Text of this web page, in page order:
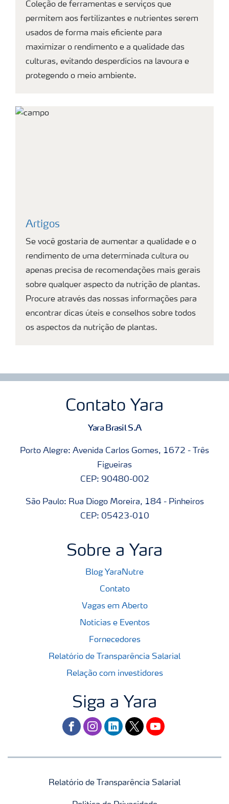
Coleção de ferramentas e serviços que
permitem aos fertilizantes e nutrientes serem
usados de forma mais eficiente para
maximizar o rendimento e a qualidade das
culturas, evitando desperdícios na lavoura e
protegendo o meio ambiente.
Artigos
Se você gostaria de aumentar a qualidade e o
rendimento de uma determinada cultura ou
apenas precisa de recomendações mais gerais
sobre qualquer aspecto da nutrição de plantas.
Procure através das nossas informações para
encontrar dicas úteis e conselhos sobre todos
os aspectos da nutrição de plantas.
Contato Yara
Yara Brasil S.A
Porto Alegre: Avenida Carlos Gomes, 1672 - Três
Figueiras
CEP: 90480-002
São Paulo: Rua Diogo Moreira, 184 - Pinheiros
CEP: 05423-010
Sobre a Yara
Blog YaraNutre
Contato
Vagas em Aberto
Notícias e Eventos
Fornecedores
Relatório de Transparência Salarial
Relação com investidores
Siga a Yara
facebookinstagram
linkedintwitteryoutube
Relatório de Transparência Salarial